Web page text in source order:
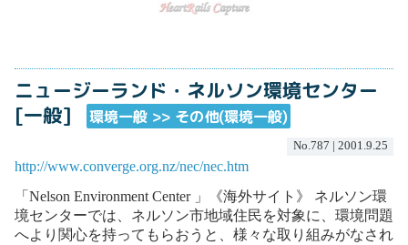
ニュージーランド・ネルソン環境センター
[一般]
環境一般 >> その他(環境一般)
No.787 | 2001.9.25
http://www.converge.org.nz/nec/nec.htm
「Nelson Environment Center 」《海外サイト》 ネルソン環
境センターでは、ネルソン市地域住民を対象に、環境問題
へより関心を持ってもらおうと、様々な取り組みがなされ